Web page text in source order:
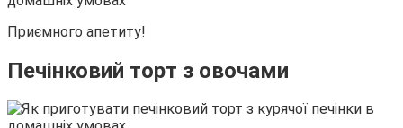
Приємного апетиту!
Печінковий торт з овочами